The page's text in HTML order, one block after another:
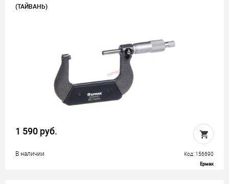
(ТАЙВАНЬ)
1 590 руб.
В наличии Код: 156690
Ермак